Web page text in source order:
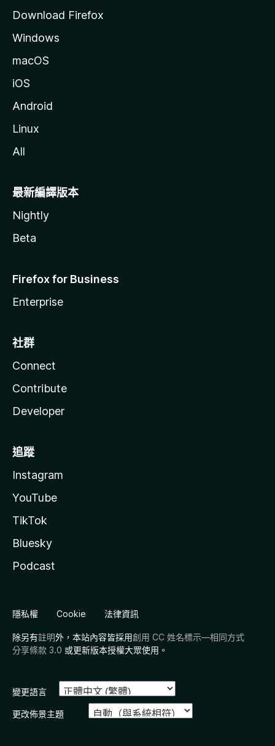
Download Firefox
Windows
macOS
iOS
Android
Linux
All
最新編譯版本
Nightly
Beta
Firefox for Business
Enterprise
社群
Connect
Contribute
Developer
追蹤
Instagram
YouTube
TikTok
Bluesky
Podcast
隱私權 Cookie 法律資訊
除另有註明外，本站內容皆採用創用 CC 姓名標示—相同方式
分享條款 3.0 或更新版本授權大眾使用。
變更語言
更改佈景主題